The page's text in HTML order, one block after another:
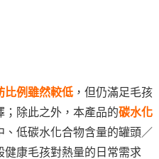
比例雖然較低 ，但仍滿足毛孩
除此之外，本產品的碳水化
、低碳水化合物含量的罐頭／
健康毛孩對熱量的日常需求